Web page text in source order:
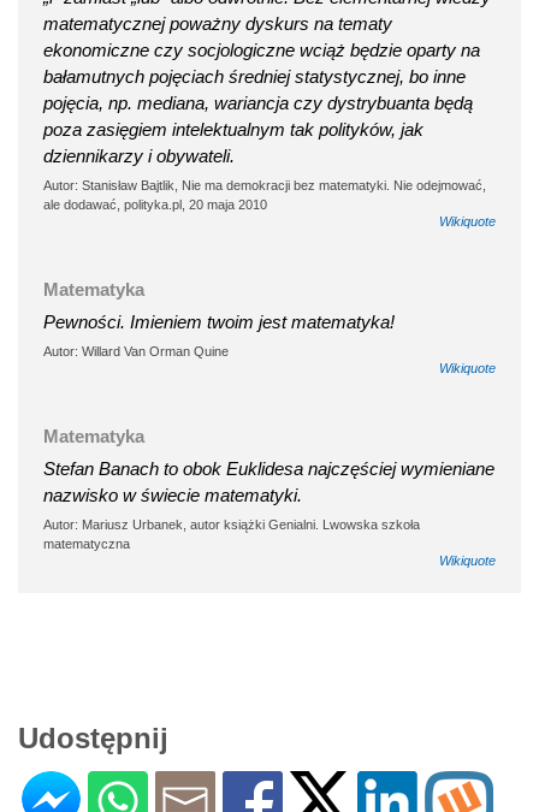
matematycznej poważny dyskurs na tematy
ekonomiczne czy socjologiczne wciąż będzie oparty na
bałamutnych pojęciach średniej statystycznej, bo inne
pojęcia, np. mediana, wariancja czy dystrybuanta będą
poza zasięgiem intelektualnym tak polityków, jak
dziennikarzy i obywateli.
Autor: Stanisław Bajtlik, Nie ma demokracji bez matematyki. Nie odejmować,
ale dodawać, polityka.pl, 20 maja 2010
Wikiquote
Matematyka
Pewności. Imieniem twoim jest matematyka!
Autor: Willard Van Orman Quine
Wikiquote
Matematyka
Stefan Banach to obok Euklidesa najczęściej wymieniane
nazwisko w świecie matematyki.
Autor: Mariusz Urbanek, autor książki Genialni. Lwowska szkoła
matematyczna
Wikiquote
Udostępnij